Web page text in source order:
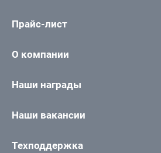
Прайс-лист
О компании
Наши награды
Наши вакансии
Техподдержка